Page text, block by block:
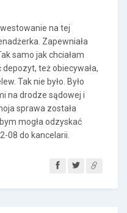
na tej
Zapewniała
samo jak chciałam
depozyt, też obiecywała,
Tak nie było. Było
na drodze sądowej i
sprawa została
mogła odzyskać
08 do kancelarii.